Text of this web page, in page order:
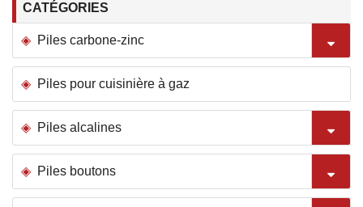
CATÉGORIES
Piles carbone-zinc
Piles pour cuisinière à gaz
Piles alcalines
Piles boutons